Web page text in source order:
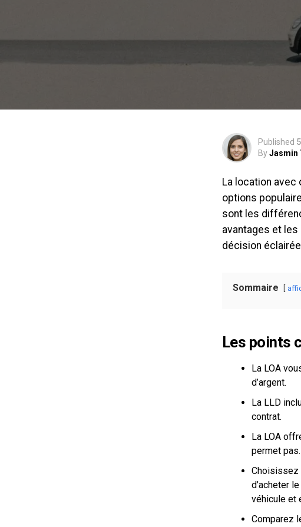
Published
ByJasmin
La location avec
options
sont les
avantages et
décision
Sommaire
Les points
La LOA
d’argent.
La LLD
contrat.
La LOA
permet pas.
Choisissez
d’acheter
véhicule et
Comparez